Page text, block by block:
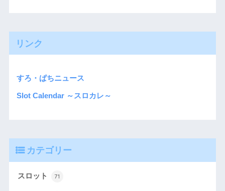
リンク
すろ・ぱちニュース
Slot Calendar ～スロカレ～
カテゴリー
スロット 71